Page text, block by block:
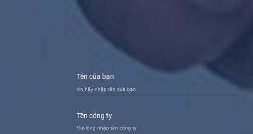
Tên của bạn
Tên công ty